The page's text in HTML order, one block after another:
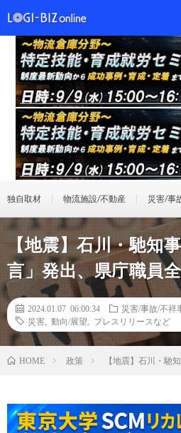
独自取材 物流施設/不動産 災害/事
【地震】石川・馳知
言」発出、県庁職員
2024.01.07 06:00:34
災害/事故/不祥
災害
動向/展望 プレスリリースなど
HOME 政策 【地震】石川・馳